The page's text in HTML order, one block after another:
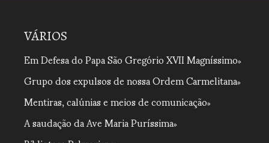
VÁRIOS
Em Defesa do Papa São Gregório XVII Magníssimo
Grupo dos expulsos de nossa Ordem Carmelitana
Mentiras, calúnias e meios de comunicação
A saudação da Ave Maria Puríssima